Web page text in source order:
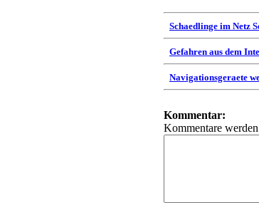
Schaedlinge im Netz
Gefahren aus dem
Navigationsgeraete
Kommentar:
Kommentare werden